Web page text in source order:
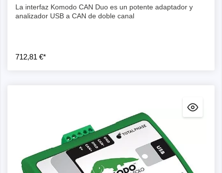
La interfaz Komodo CAN Duo es un potente adaptador y
analizador USB a CAN de doble canal
712,81 €*